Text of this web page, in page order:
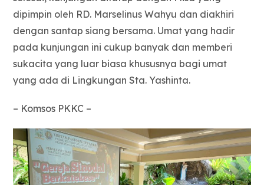
dipimpin oleh RD. Marselinus Wahyu dan diakhiri
dengan santap siang bersama. Umat yang hadir
pada kunjungan ini cukup banyak dan memberi
sukacita yang luar biasa khususnya bagi umat
yang ada di Lingkungan Sta. Yashinta.
– Komsos PKKC –